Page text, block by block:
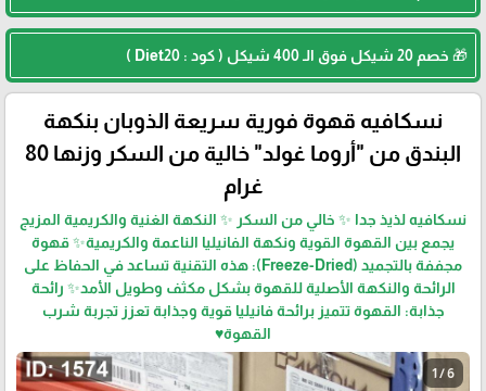
🎁 خصم 20 شيكل فوق الـ 400 شيكل ( كود : Diet20 )
نسكافيه قهوة فورية سريعة الذوبان بنكهة
البندق من "أروما غولد" خالية من السكر وزنها 80
غرام
نسكافيه لذيذ جدا ✨ خالي من السكر ✨ النكهة الغنية والكريمية المزيج
يجمع بين القهوة القوية ونكهة الفانيليا الناعمة والكريمية✨ قهوة
مجففة بالتجميد (Freeze-Dried): هذه التقنية تساعد في الحفاظ على
الرائحة والنكهة الأصلية للقهوة بشكل مكثف وطويل الأمد✨ رائحة
جذابة: القهوة تتميز برائحة فانيليا قوية وجذابة تعزز تجربة شرب
القهوة♥️
1 / 6